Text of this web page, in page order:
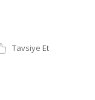
Tavsiye Et